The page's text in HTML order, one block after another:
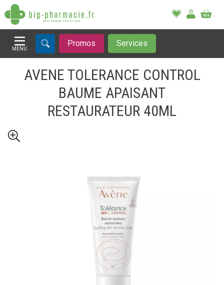
MENU
Afficher la navigation
Promos Services
AVENE TOLERANCE CONTROL
BAUME APAISANT
RESTAURATEUR 40ML